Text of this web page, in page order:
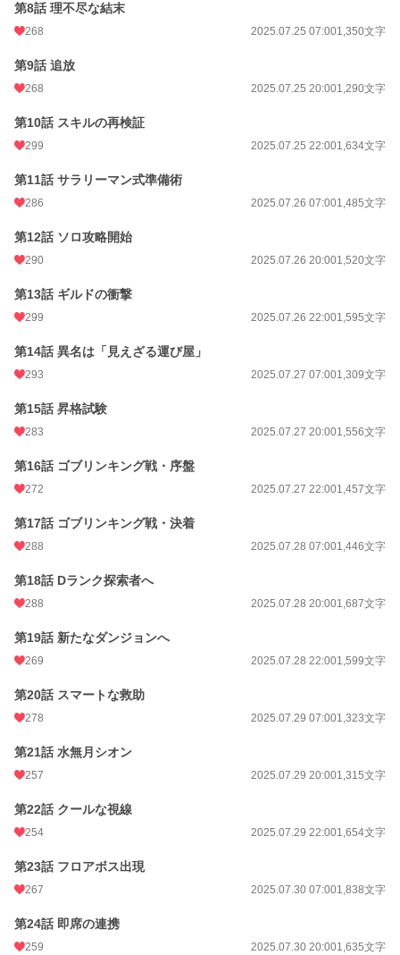
第8話 理不尽な結末
268 2025.07.25 07:001,350文字
第9話 追放
268 2025.07.25 20:001,290文字
第10話 スキルの再検証
299 2025.07.25 22:001,634文字
第11話 サラリーマン式準備術
286 2025.07.26 07:001,485文字
第12話 ソロ攻略開始
290 2025.07.26 20:001,520文字
第13話 ギルドの衝撃
299 2025.07.26 22:001,595文字
第14話 異名は「見えざる運び屋」
293 2025.07.27 07:001,309文字
第15話 昇格試験
283 2025.07.27 20:001,556文字
第16話 ゴブリンキング戦・序盤
272 2025.07.27 22:001,457文字
第17話 ゴブリンキング戦・決着
288 2025.07.28 07:001,446文字
第18話 Dランク探索者へ
288 2025.07.28 20:001,687文字
第19話 新たなダンジョンへ
269 2025.07.28 22:001,599文字
第20話 スマートな救助
278 2025.07.29 07:001,323文字
第21話 水無月シオン
257 2025.07.29 20:001,315文字
第22話 クールな視線
254 2025.07.29 22:001,654文字
第23話 フロアボス出現
267 2025.07.30 07:001,838文字
第24話 即席の連携
259 2025.07.30 20:001,635文字